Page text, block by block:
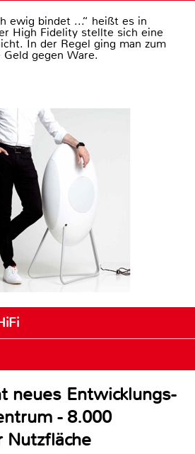
ewig bindet ...“ heißt es in
High Fidelity stellte sich eine
In der Regel ging man zum
gegen Ware.
neues Entwicklungs-
- 8.000
Nutzfläche